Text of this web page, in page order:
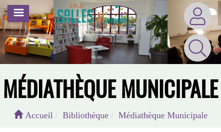
Aller
au
contenu
principal
MENU
MÉDIATHÈQUE MUNICIPALE
Accueil Bibliothèque Médiathèque Municipale